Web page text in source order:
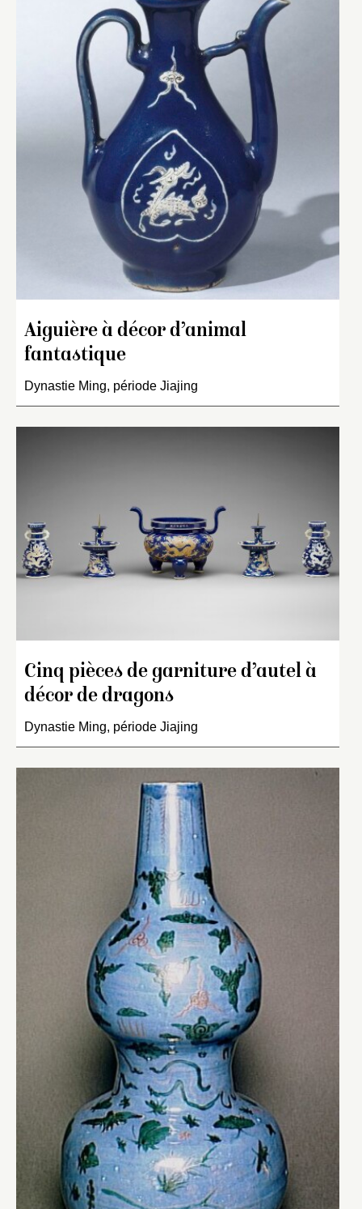
Aiguière à décor d’animal
fantastique
Dynastie Ming, période Jiajing
Cinq pièces de garniture d’autel à
décor de dragons
Dynastie Ming, période Jiajing